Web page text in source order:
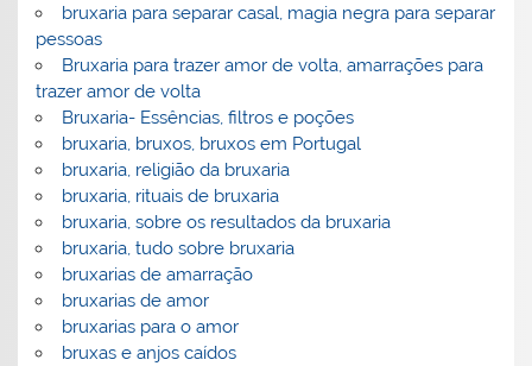
bruxaria para separar casal, magia negra para separar
pessoas
Bruxaria para trazer amor de volta, amarrações para
trazer amor de volta
Bruxaria- Essências, filtros e poções
bruxaria, bruxos, bruxos em Portugal
bruxaria, religião da bruxaria
bruxaria, rituais de bruxaria
bruxaria, sobre os resultados da bruxaria
bruxaria, tudo sobre bruxaria
bruxarias de amarração
bruxarias de amor
bruxarias para o amor
bruxas e anjos caídos